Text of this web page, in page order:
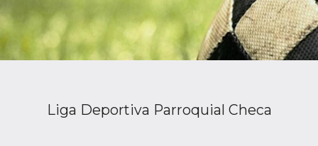
Liga Deportiva Parroquial Checa